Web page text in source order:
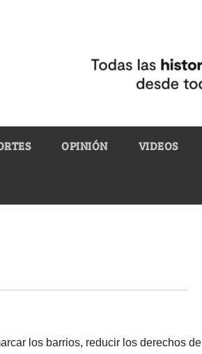
OPINIÓN VIDEOS
los barrios, reducir los derechos de